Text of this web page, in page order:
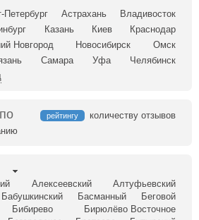
Петербург Астрахань
Владивосток
Казань Киев
Краснодар
Новгород Новосибирск
Омск
Самара Уфа
Челябинск
рейтингу
количеству отзывов
Алексеевский
Алтуфьевский
Бабушкинский Басманный
Беговой
Бибирево
Бирюлёво Восточное